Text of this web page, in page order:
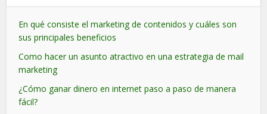
En qué consiste el marketing de contenidos y cuáles son
sus principales beneficios
Como hacer un asunto atractivo en una estrategia de mail
marketing
¿Cómo ganar dinero en internet paso a paso de manera
fácil?